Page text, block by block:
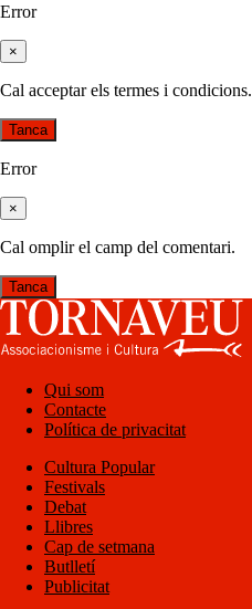
Error
×
Cal acceptar els termes i condicions.
Tanca
Error
×
Cal omplir el camp del comentari.
Tanca
Qui som
Contacte
Política de privacitat
Cultura Popular
Festivals
Debat
Llibres
Cap de setmana
Butlletí
Publicitat